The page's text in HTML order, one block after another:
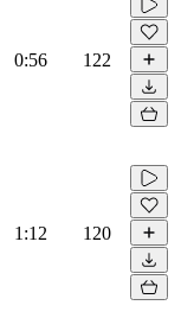
0:56 122
1:12 120